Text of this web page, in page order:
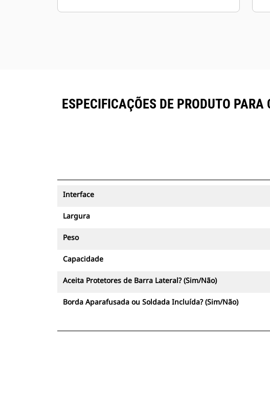
ESPECIFICAÇÕES DE PRODUTO
Interface
Largura
Peso
Capacidade
Aceita Protetores de Barra Lateral? (Sim/Não)
Borda Aparafusada ou Soldada Incluída? (Sim/Não)